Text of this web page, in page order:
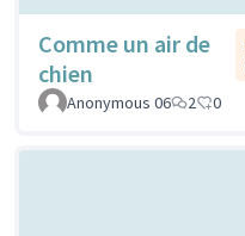
Comme un air de
chien
Anonymous 06
2 0